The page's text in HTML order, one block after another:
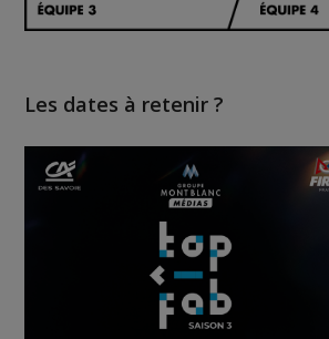
Les dates à retenir ?